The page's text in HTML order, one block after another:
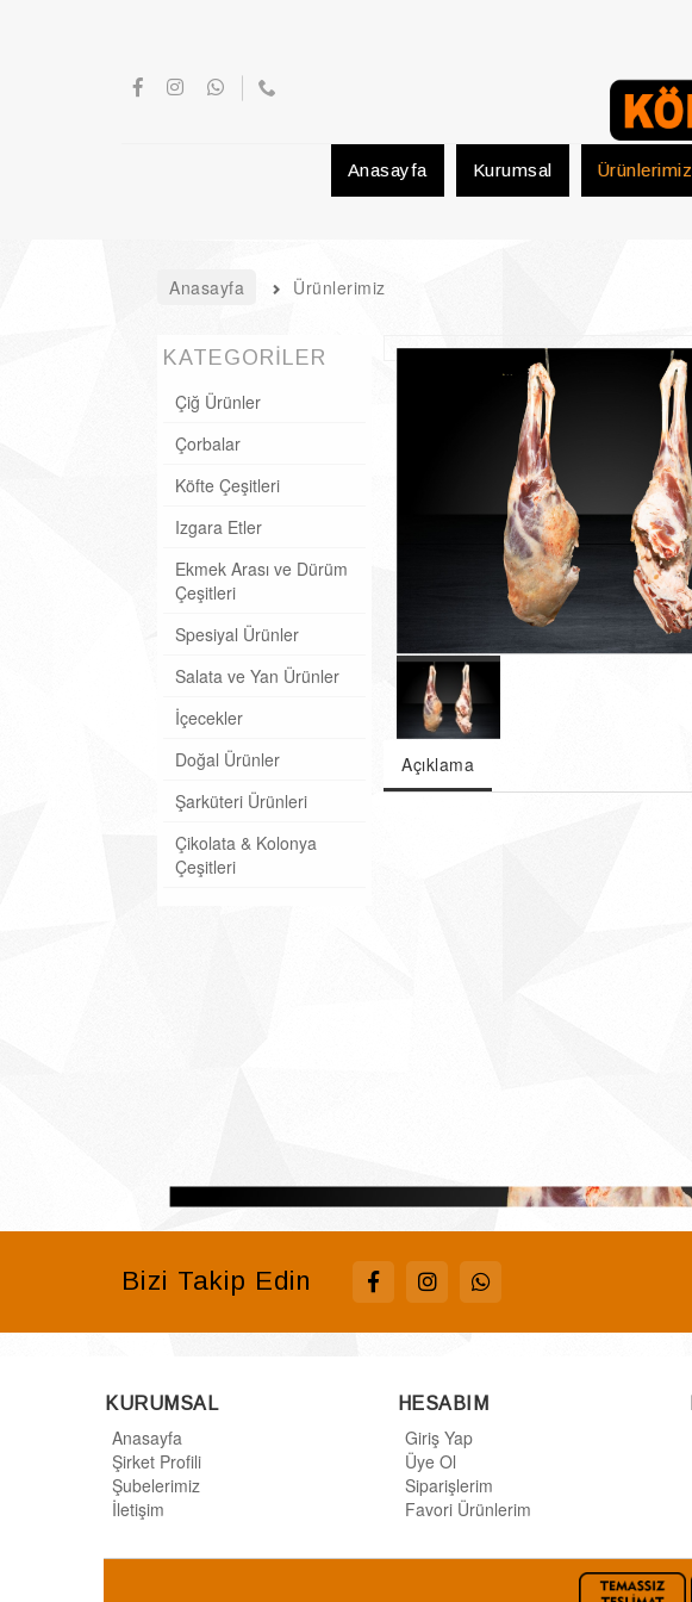
Anasayfa Kurumsal Ürünlerimiz
Anasayfa Ürünlerimiz
KATEGORİLER
Çiğ Ürünler
Çorbalar
Köfte Çeşitleri
Izgara Etler
Ekmek Arası ve Dürüm
Çeşitleri
Spesiyal Ürünler
Salata ve Yan Ürünler
İçecekler
Doğal Ürünler
Şarküteri Ürünleri
Çikolata & Kolonya
Çeşitleri
Açıklama
Bizi Takip Edin
KURUMSAL
Anasayfa
Şirket Profili
Şubelerimiz
İletişim
HESABIM
Giriş Yap
Üye Ol
Siparişlerim
Favori Ürünlerim